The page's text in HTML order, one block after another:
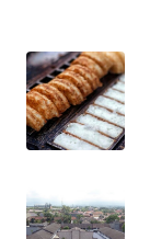
WN
PADANG
LAWAS
SUMEDANG